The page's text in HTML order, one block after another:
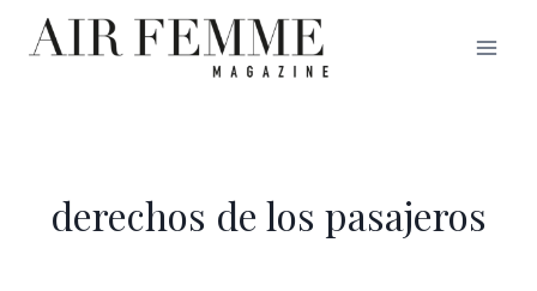
Saltar
derechos de los pasajeros